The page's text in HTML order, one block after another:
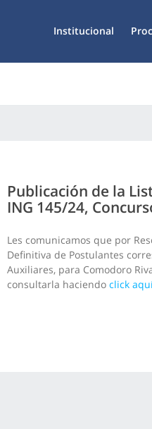
Institucional
Publicación de la
ING 145/24,
Les comunicamos que por
Definitiva de Postulantes
Auxiliares, para Comodoro
consultarla haciendo click